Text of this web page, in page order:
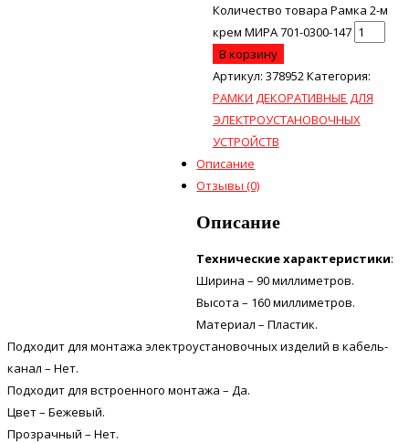
Количество товара Рамка 2-м
крем МИРА 701-0300-147
В корзину
Артикул: 378952Категория:
РАМКИ ДЕКОРАТИВНЫЕ ДЛЯ
ЭЛЕКТРОУСТАНОВОЧНЫХ
УСТРОЙСТВ
Описание
Отзывы (0)
Описание
Технические характеристики:
Ширина – 90 миллиметров.
Высота – 160 миллиметров.
Материал – Пластик.
Подходит для монтажа электроустановочных изделий в кабель-
канал – Нет.
Подходит для встроенного монтажа – Да.
Цвет – Бежевый.
Прозрачный – Нет.